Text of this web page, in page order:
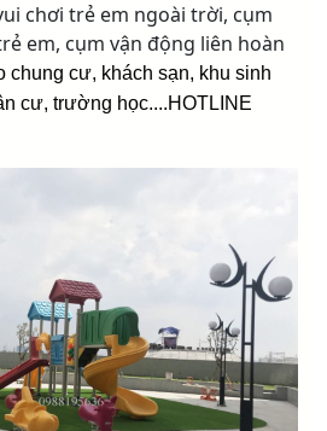
chơi trẻ em ngoài trời, cụm
em, cụm vận động liên hoàn
chung cư, khách sạn, khu sinh
cư, trường học....HOTLINE